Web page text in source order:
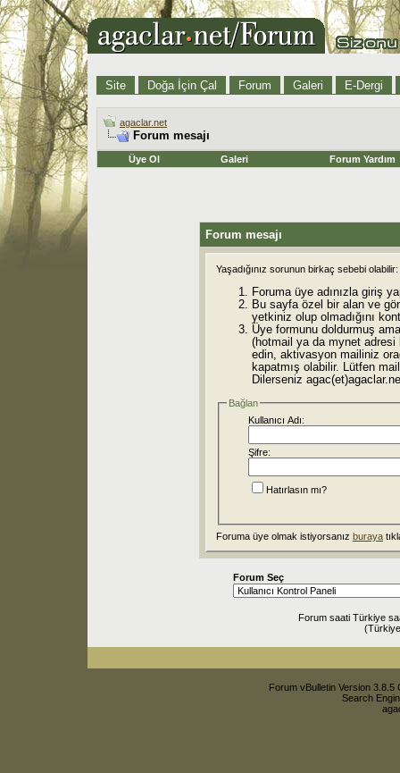
Site Doğa İçin Çal Forum Galeri E-Dergi
agaclar.net
Forum mesajı
Üye Ol Galeri Forum Yardım
Forum mesajı
Yaşadığınız sorunun birkaç sebebi olabilir:
Foruma üye adınızla giriş
Bu sayfa özel bir alan ve
yetkiniz olup olmadığını
Üye formunu doldurmuş
(hotmail ya da mynet adresi
edin, aktivasyon mailiniz
kapatmış olabilir. Lütfen
Dilerseniz
Bağlan
Kullanıcı Adı:
Şifre:
Hatırlasın mı?
Foruma üye olmak istiyorsanız buraya
Forum Seç
Forum saati Türkiye
Forum vBulletin Version
Search